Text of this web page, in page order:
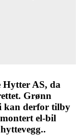
Hytter AS, da
Grønn
kan derfor tilby
el-bil